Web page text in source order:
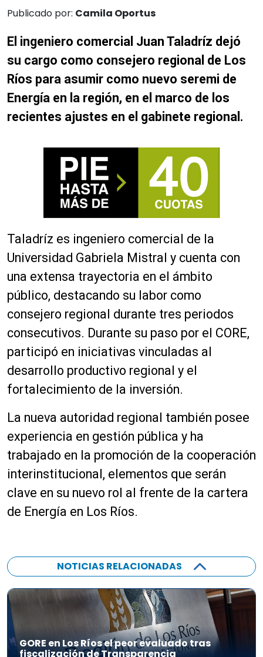
Publicado por: Camila Oportus
El ingeniero comercial Juan Taladríz dejó
su cargo como consejero regional de Los
Ríos para asumir como nuevo seremi de
Energía en la región, en el marco de los
recientes ajustes en el gabinete regional.
Taladríz es ingeniero comercial de la
Universidad Gabriela Mistral y cuenta con
una extensa trayectoria en el ámbito
público, destacando su labor como
consejero regional durante tres periodos
consecutivos. Durante su paso por el CORE,
participó en iniciativas vinculadas al
desarrollo productivo regional y el
fortalecimiento de la inversión.
La nueva autoridad regional también posee
experiencia en gestión pública y ha
trabajado en la promoción de la cooperación
interinstitucional, elementos que serán
clave en su nuevo rol al frente de la cartera
de Energía en Los Ríos.
NOTICIAS RELACIONADAS
GORE en Los Ríos el peor evaluado tras
fiscalización de Transparencia